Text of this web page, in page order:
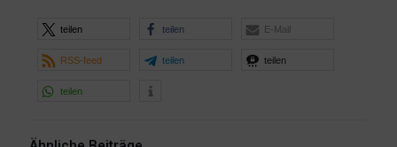
teilen teilen E-Mail
RSS-feed teilen teilen
teilen